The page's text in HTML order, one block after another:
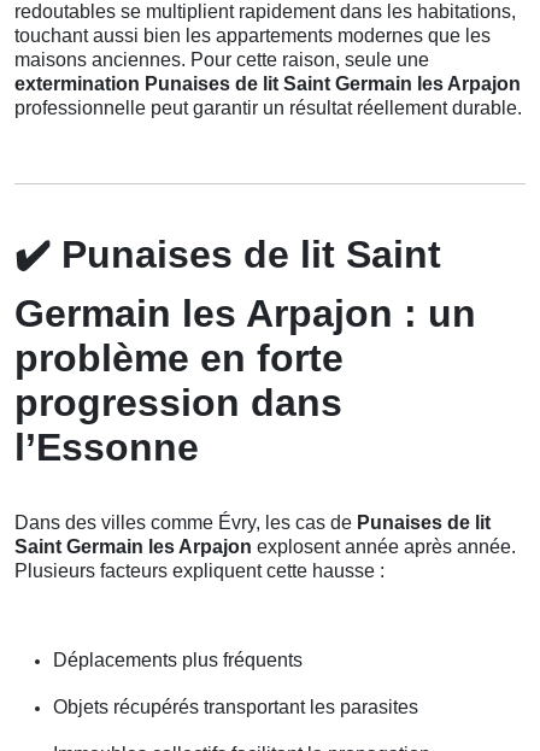
redoutables se multiplient rapidement dans les habitations,
touchant aussi bien les appartements modernes que les
maisons anciennes. Pour cette raison, seule une
extermination Punaises de lit Saint Germain les Arpajon
professionnelle peut garantir un résultat réellement durable.
✔️ Punaises de lit Saint
Germain les Arpajon : un
problème en forte
progression dans
l’Essonne
Dans des villes comme Évry, les cas de Punaises de lit
Saint Germain les Arpajon explosent année après année.
Plusieurs facteurs expliquent cette hausse :
Déplacements plus fréquents
Objets récupérés transportant les parasites